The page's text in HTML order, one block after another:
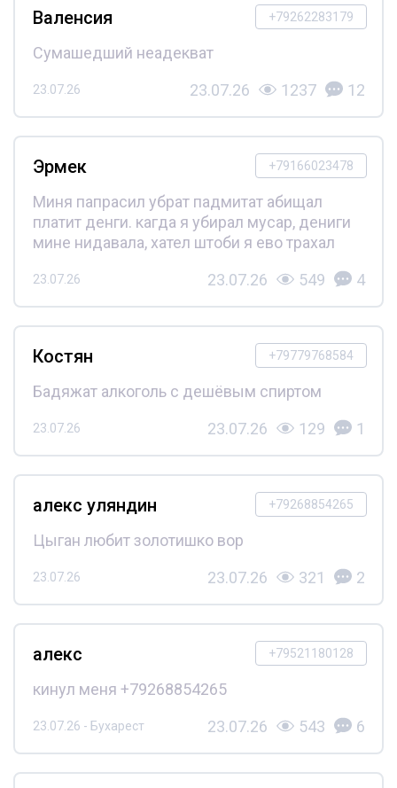
+79262283179
Валенсия
Сумашедший неадекват
23.07.26 23.07.26 1237 12
+79166023478
Эрмек
Миня папрасил убрат падмитат абищал
платит денги. кагда я убирал мусар, дениги
мине нидавала, хател штоби я ево трахал
23.07.26 23.07.26 549 4
+79779768584
Костян
Бадяжат алкоголь с дешёвым спиртом
23.07.26 23.07.26 129 1
+79268854265
алекс уляндин
Цыган любит золотишко вор
23.07.26 23.07.26 321 2
+79521180128
алекс
кинул меня +79268854265
23.07.26 - Бухарест 23.07.26 543 6